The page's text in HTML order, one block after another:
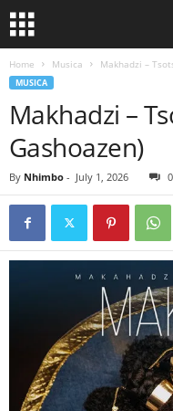
Home Musica Makhadzi –
MUSICA
Makhadzi –
Gashoazen)
By Nhimbo - July 1, 2026 0